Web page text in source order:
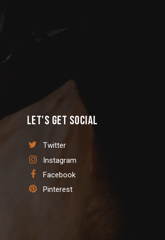
Let's get social
Twitter
Instagram
Facebook
Pinterest